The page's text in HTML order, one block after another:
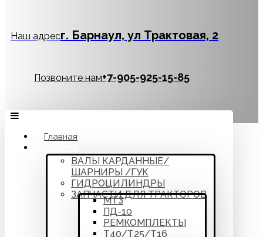
Наш адресг. Барнаул, ул Трактовая, 2
Позвоните нам‪+7-905-925-15-85
Главная
ВАЛЫ КАРДАННЫЕ/
ШАРНИРЫ /ГУК
ГИДРОЦИЛИНДРЫ
ЗАПЧАСТИ ДЛЯ ТРАКТОРОВ
МТЗ
ПД-10
РЕМКОМПЛЕКТЫ
Т40/Т25/Т16